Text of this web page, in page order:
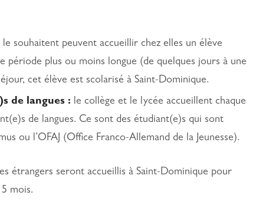
le souhaitent peuvent accueillir chez elles un élève
période plus ou moins longue (de quelques jours à une
cet élève est scolarisé à Saint-Dominique.
de langues : le collège et le lycée accueillent chaque
de langues. Ce sont des étudiant(e)s qui sont
ou l’OFAJ (Office Franco-Allemand de la Jeunesse).
étrangers seront accueillis à Saint-Dominique pour
mois.